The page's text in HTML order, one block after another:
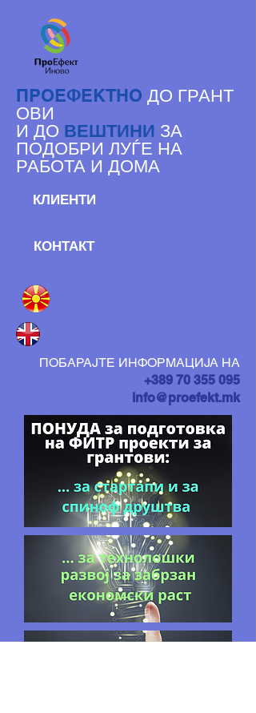
ПРОЕФЕКТНО ДО ГРАНТ
ОВИ
И ДО ВЕШТИНИ ЗА
ПОДОБРИ ЛУЃЕ НА
РАБОТА И ДОМА
КЛИЕНТИ
КОНТАКТ
ПОБАРАЈТЕ ИНФОРМАЦИЈА НА
+389 70 355 095
info@proefekt.mk